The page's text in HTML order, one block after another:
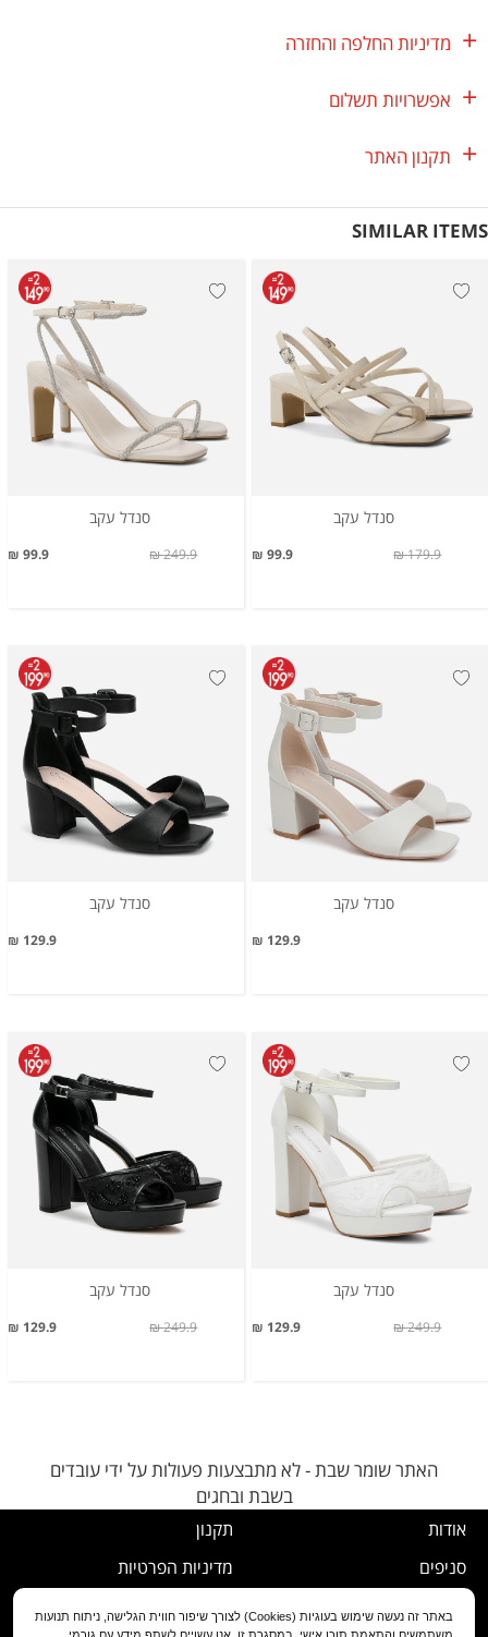
מדיניות החלפה והחזרה
אפשרויות תשלום
תקנון האתר
SIMILAR ITEMS
סנדל עקב
99.9 ₪ 179.9 ₪
סנדל עקב
99.9 ₪ 249.9 ₪
סנדל עקב
129.9 ₪
סנדל עקב
129.9 ₪
סנדל עקב
129.9 ₪ 249.9 ₪
סנדל עקב
129.9 ₪ 249.9 ₪
האתר שומר שבת - לא מתבצעות פעולות על ידי עובדים
בשבת ובחגים
אודות
סניפים
תקנון
מדיניות הפרטיות
נוהל ביטול עסקה
באתר זה נעשה שימוש בעוגיות (Cookies) לצורך שיפור חווית הגלישה, ניתוח תנועות